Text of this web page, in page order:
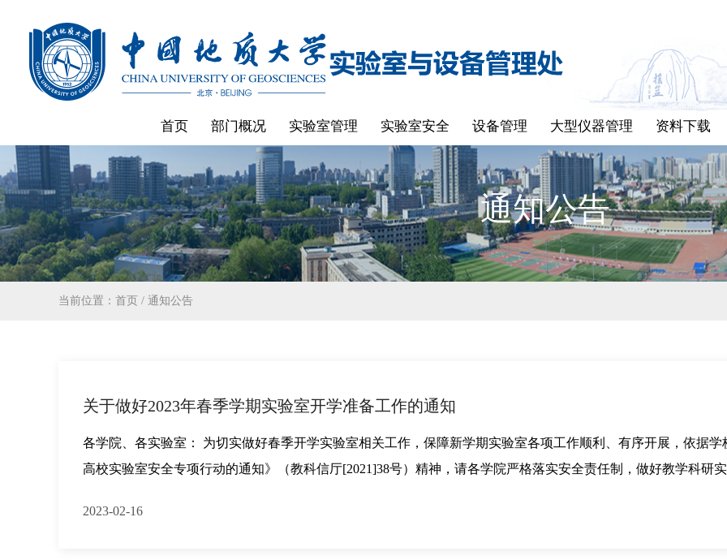
首页 部门概况 实验室管理 实验室安全 设备管理 大型仪器管理 资料下载
通知公告
当前位置： 首页 / 通知公告
关于做好2023年春季学期实验室开学准备工作的通知
各学院、各实验室： 为切实做好春季开学实验室相关工作，保障新学期实验室各项工作顺利、有序开展，依据
高校实验室安全专项行动的通知》（教科信厅[2021]38号）精神，请各学院严格落实安全责任制，做好教学科研
2023-02-16